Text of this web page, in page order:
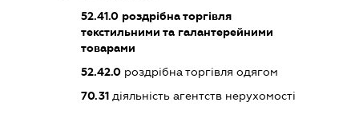
52.41.0 роздрібна торгівля
текстильними та галантерейними
товарами
52.42.0 роздрібна торгівля одягом
70.31 діяльність агентств нерухомості